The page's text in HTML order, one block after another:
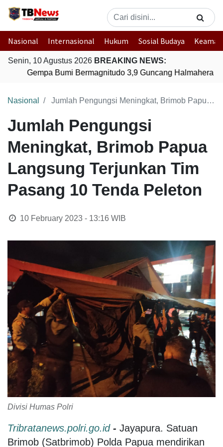
Nasional Internasional Hukum Sosial Budaya
Senin, 10 Agustus 2026 BREAKING NEWS:
Gempa Bumi Bermagnitudo 3,9 Guncang Halmahera
Nasional Jumlah Pengungsi Meningkat, Brimob Papua Langsung Terjunkan Tim Pasang 10 Tenda Peleton
Jumlah Pengungsi
Meningkat, Brimob Papua
Langsung Terjunkan Tim
Pasang 10 Tenda Peleton
10 February 2023 - 13:16WIB
Divisi Humas Polri
Tribratanews.polri.go.id- Jayapura. Satuan
Brimob (Satbrimob) Polda Papua mendirikan